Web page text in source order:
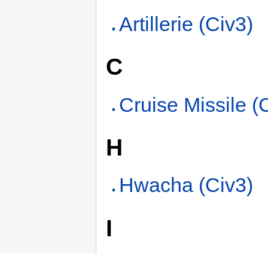
Artillerie (Civ3)
C
Cruise Missile
H
Hwacha (Civ3)
I